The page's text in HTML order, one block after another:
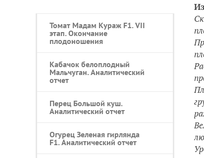
Томат Мадам Кураж F1. VII
этап. Окончание
плодоношения
Кабачок белоплодный
Мальчуган. Аналитический
отчет
Перец Большой куш.
Аналитический отчет
Огурец Зеленая гирлянда
F1. Аналитический отчет